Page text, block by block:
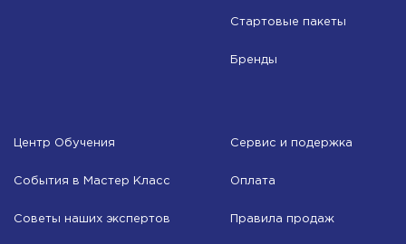
Стартовые пакеты
Бренды
Центр Обучения
События в Мастер Класс
Советы наших экспертов
Сервис и подержка
Оплата
Правила продаж